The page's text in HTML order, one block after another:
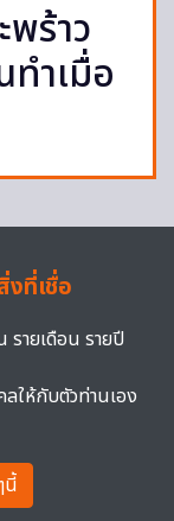
ร้าว
ำเมื่อ
งที่เชื่อ
รายเดือน รายปี
ให้กับตัวท่านเอง
นี้